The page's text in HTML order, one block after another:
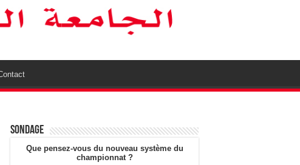
Sondage
Que pensez-vous du nouveau système du
championnat ?